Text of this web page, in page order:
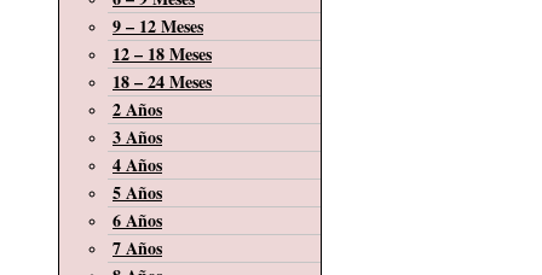
9 – 12 Meses
12 – 18 Meses
18 – 24 Meses
2 Años
3 Años
4 Años
5 Años
6 Años
7 Años